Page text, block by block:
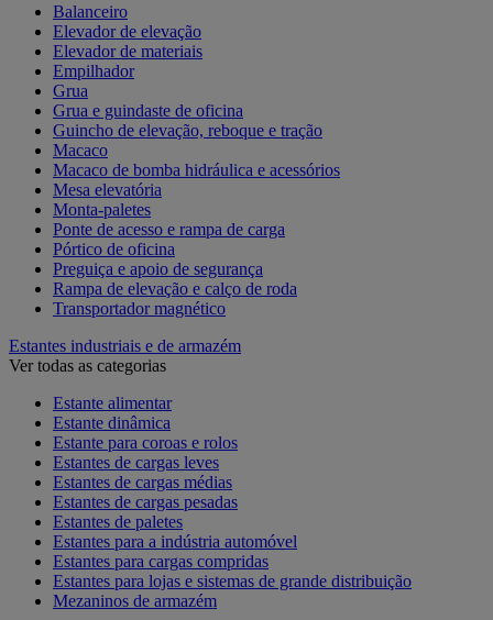
Balanceiro
Elevador de elevação
Elevador de materiais
Empilhador
Grua
Grua e guindaste de oficina
Guincho de elevação, reboque e tração
Macaco
Macaco de bomba hidráulica e acessórios
Mesa elevatória
Monta-paletes
Ponte de acesso e rampa de carga
Pórtico de oficina
Preguiça e apoio de segurança
Rampa de elevação e calço de roda
Transportador magnético
Estantes industriais e de armazém
Ver todas as categorias
Estante alimentar
Estante dinâmica
Estante para coroas e rolos
Estantes de cargas leves
Estantes de cargas médias
Estantes de cargas pesadas
Estantes de paletes
Estantes para a indústria automóvel
Estantes para cargas compridas
Estantes para lojas e sistemas de grande distribuição
Mezaninos de armazém